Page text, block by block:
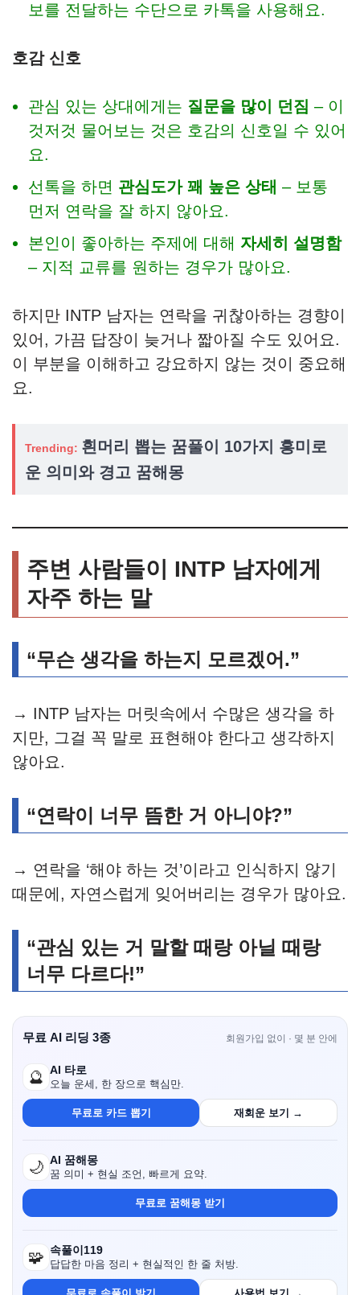
보를 전달하는 수단으로 카톡을 사용해요.
호감 신호
관심 있는 상대에게는 질문을 많이 던짐 – 이
것저것 물어보는 것은 호감의 신호일 수 있어
요.
선톡을 하면 관심도가 꽤 높은 상태 – 보통
먼저 연락을 잘 하지 않아요.
본인이 좋아하는 주제에 대해 자세히 설명함
– 지적 교류를 원하는 경우가 많아요.
하지만 INTP 남자는 연락을 귀찮아하는 경향이
있어, 가끔 답장이 늦거나 짧아질 수도 있어요.
이 부분을 이해하고 강요하지 않는 것이 중요해
요.
Trending: 흰머리 뽑는 꿈풀이 10가지 흥미로
운 의미와 경고 꿈해몽
주변 사람들이 INTP 남자에게
자주 하는 말
“무슨 생각을 하는지 모르겠어.”
→ INTP 남자는 머릿속에서 수많은 생각을 하
지만, 그걸 꼭 말로 표현해야 한다고 생각하지
않아요.
“연락이 너무 뜸한 거 아니야?”
→ 연락을 ‘해야 하는 것’이라고 인식하지 않기
때문에, 자연스럽게 잊어버리는 경우가 많아요.
“관심 있는 거 말할 때랑 아닐 때랑
너무 다르다!”
무료 AI 리딩 3종 회원가입 없이 · 몇 분 안에
🔮 AI 타로
오늘 운세, 한 장으로 핵심만.
무료로 카드 뽑기 재회운 보기 →
🌙 AI 꿈해몽
꿈 의미 + 현실 조언, 빠르게 요약.
무료로 꿈해몽 받기
🧩 속풀이119
답답한 마음 정리 + 현실적인 한 줄 처방.